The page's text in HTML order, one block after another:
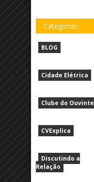
Categorias
BLOG
Cidade Elétrica
Clube do Ouvinte
CVExplica
Discutindo a
Relação